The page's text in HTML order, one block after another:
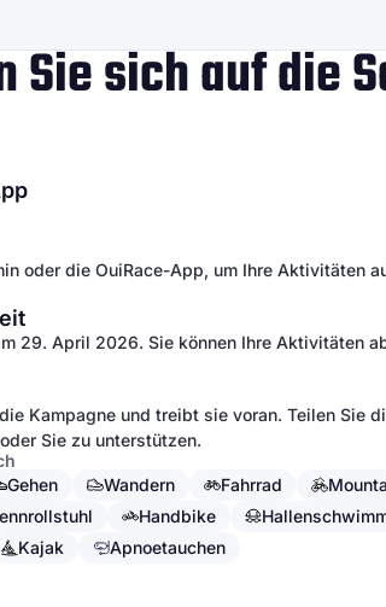
Sie sich auf die
oder die OuiRace-App, um Ihre Aktivitäten
29. April 2026. Sie können Ihre Aktivitäten
Kampagne und treibt sie voran. Teilen Sie
Sie zu unterstützen.
Gehen Wandern Fahrrad
Handbike
Kajak Apnoetauchen